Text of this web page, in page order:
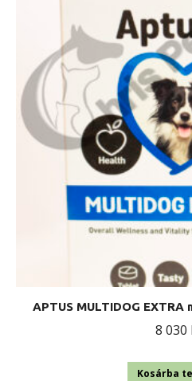
APTUS MULTIDOG
8 030
Kosárba